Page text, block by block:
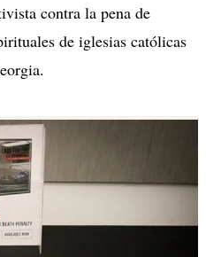
contra la pena de
de iglesias católicas